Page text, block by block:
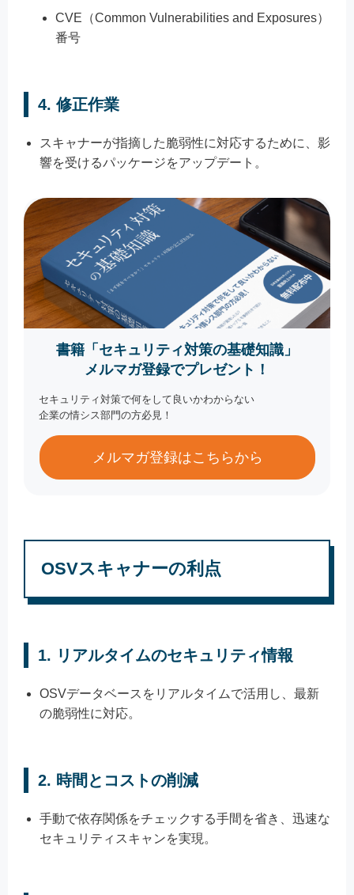
CVE（Common Vulnerabilities and Exposures）
番号
4.修正作業
スキャナーが指摘した脆弱性に対応するために、影
響を受けるパッケージをアップデート。
書籍「セキュリティ対策の基礎知識」
メルマガ登録でプレゼント！
セキュリティ対策で何をして良いかわからない
企業の情シス部門の方必見！
メルマガ登録はこちらから
OSVスキャナーの利点
1. リアルタイムのセキュリティ情報
OSVデータベースをリアルタイムで活用し、最新
の脆弱性に対応。
2. 時間とコストの削減
手動で依存関係をチェックする手間を省き、迅速な
セキュリティスキャンを実現。